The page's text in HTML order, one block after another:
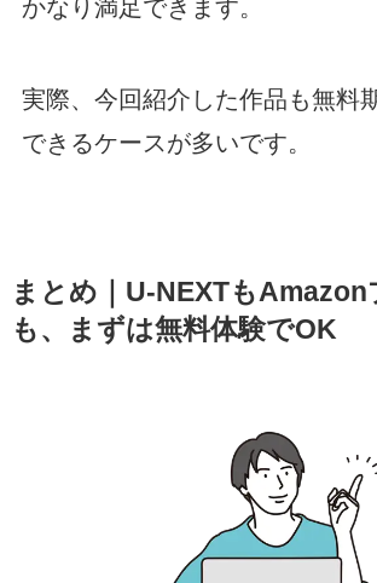
かなり満足できます。
実際、今回紹介した作品も無料
できるケースが多いです。
まとめ｜U-NEXTもAmazon
も、まずは無料体験でOK